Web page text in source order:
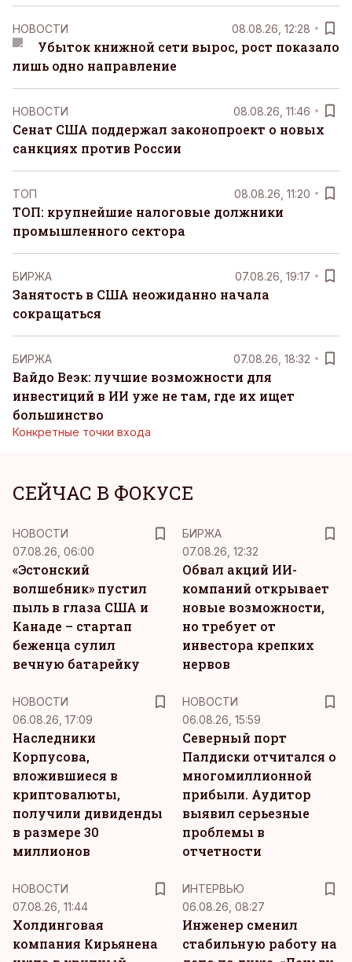
НОВОСТИ 08.08.26, 12:28
Убыток книжной сети вырос, рост показало
лишь одно направление
НОВОСТИ 08.08.26, 11:46
Сенат США поддержал законопроект о новых
санкциях против России
ТОП 08.08.26, 11:20
ТОП: крупнейшие налоговые должники
промышленного сектора
БИРЖА 07.08.26, 19:17
Занятость в США неожиданно начала
сокращаться
БИРЖА 07.08.26, 18:32
Вайдо Веэк: лучшие возможности для
инвестиций в ИИ уже не там, где их ищет
большинство
Конкретные точки входа
СЕЙЧАС В ФОКУСЕ
НОВОСТИ
07.08.26, 06:00
«Эстонский
волшебник» пустил
пыль в глаза США и
Канаде – стартап
беженца сулил
вечную батарейку
БИРЖА
07.08.26, 12:32
Обвал акций ИИ-
компаний открывает
новые возможности,
но требует от
инвестора крепких
нервов
НОВОСТИ
06.08.26, 17:09
Наследники
Корпусова,
вложившиеся в
криптовалюты,
получили дивиденды
в размере 30
миллионов
НОВОСТИ
06.08.26, 15:59
Северный порт
Палдиски отчитался о
многомиллионной
прибыли. Аудитор
выявил серьезные
проблемы в
отчетности
НОВОСТИ
07.08.26, 11:44
Холдинговая
компания Кирьянена
ИНТЕРВЬЮ
06.08.26, 08:27
Инженер сменил
стабильную работу на